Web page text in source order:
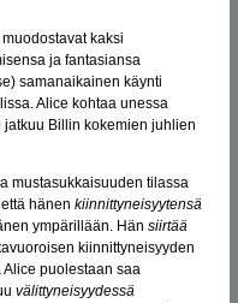
kaksi
ja fantasiansa
samanaikainen käynti
Alice kohtaa unessa
Billin kokemien juhlien
mustasukkaisuuden tilassa
hänen kiinnittyneisyytensä
ympärillään. Hän siirtää
kiinnittyneisyyden
puolestaan saa
välittyneisyydessä